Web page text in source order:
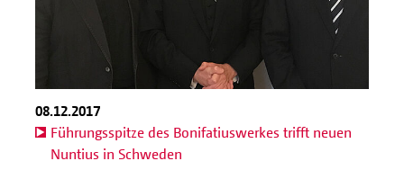
08.12.2017
Führungsspitze des Bonifatiuswerkes trifft neuen
Nuntius in Schweden